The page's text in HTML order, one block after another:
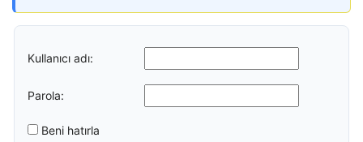
Kullanıcı adı:
Parola:
Beni hatırla